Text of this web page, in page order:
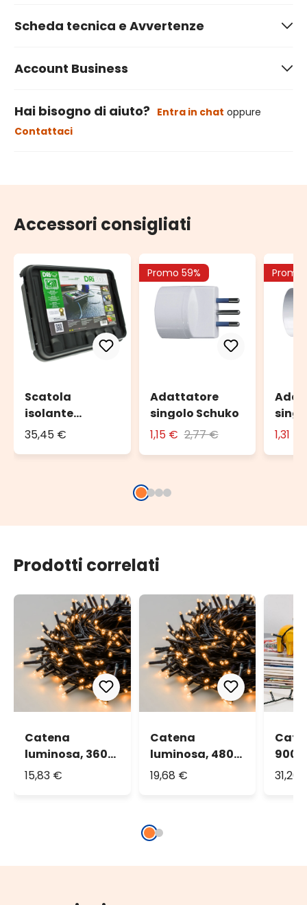
Scheda tecnica e Avvertenze
Account Business
Hai bisogno di aiuto? Entra in chat oppure
Contattaci
Accessori consigliati
Scatola
isolante
DRiBOX, 330 x
35,45 €
Promo 59%
Adattatore
singolo Schuko
1,15 € 2,77 €
Promo
con
1,31 €
Prodotti correlati
Catena
luminosa, 360
miniled bianco
15,83 €
Catena
luminosa, 480
miniled bianco
19,68 €
900
31,20